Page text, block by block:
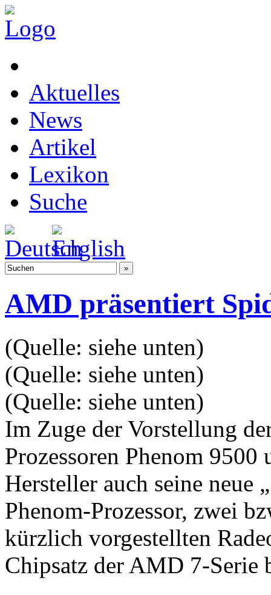
Aktuelles
News
Artikel
Lexikon
Suche
AMD präsentiert
(Quelle: siehe unten)
(Quelle: siehe unten)
(Quelle: siehe unten)
Im Zuge der Vorstellung
Prozessoren Phenom
Hersteller auch seine neue
Phenom-Prozessor, zwei
kürzlich vorgestellten
Chipsatz der AMD 7-Serie